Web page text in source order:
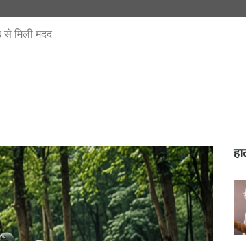
मिली मदद